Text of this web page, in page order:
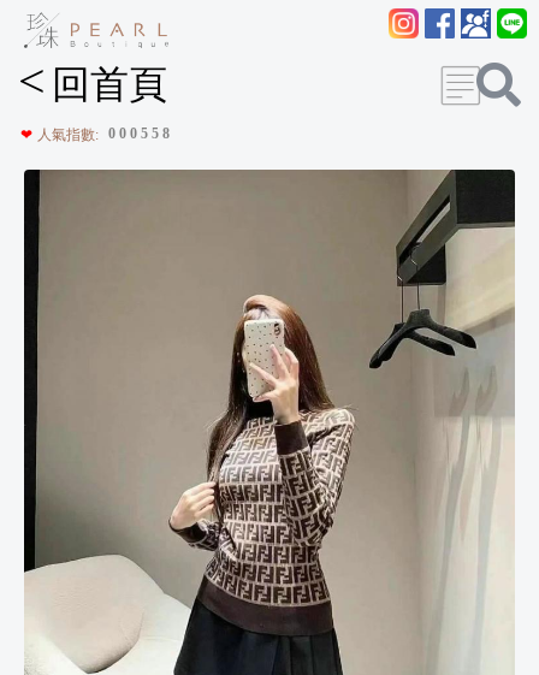
< 回首頁
❤ 人氣指數: 0 0 0 5 5 8